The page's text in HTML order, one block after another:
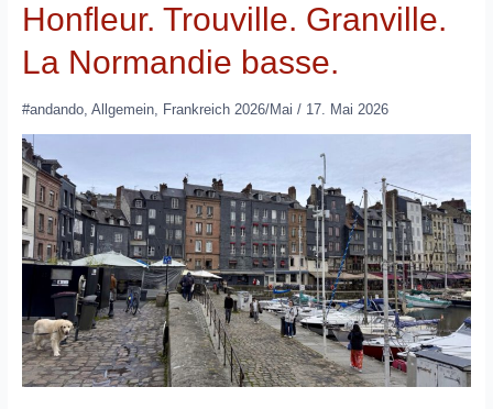
Honfleur. Trouville. Granville.
La Normandie basse.
#andando, Allgemein, Frankreich 2026/Mai / 17. Mai 2026